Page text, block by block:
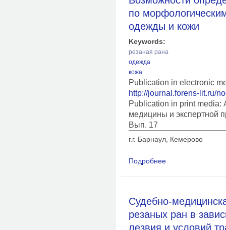
по
одежды и кожи
Keywords:
резаная рана
одежда
кожа
Publication in electronic
http://journal.forens-lit.ru/
Publication in print media:
медицины и экспертной
Вып. 17
г.г. Барнаул, Кемерово
Подробнее
Cудебно-
резаных ран в
лезвия и условий